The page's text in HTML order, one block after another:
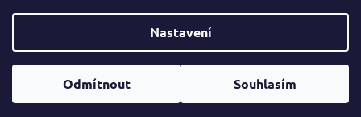
Nastavení
Odmítnout Souhlasím
Copyright 2026Packa pro útulkáče. Všechna práva vyhrazena.
Upravit nastavení cookies